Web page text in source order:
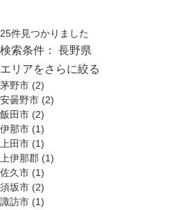
25件見つかりました
検索条件：
長野県
エリアをさらに絞る
茅野市 (2)
安曇野市 (2)
飯田市 (2)
伊那市 (1)
上田市 (1)
上伊那郡 (1)
佐久市 (1)
須坂市 (2)
諏訪市 (1)